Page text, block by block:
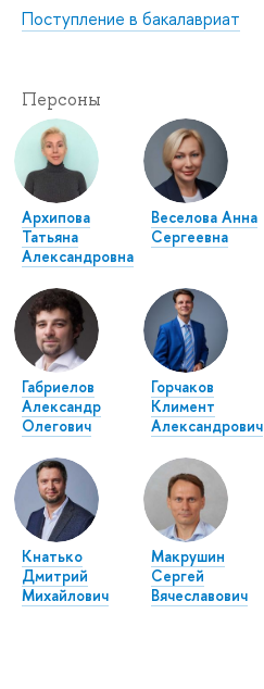
Поступление в бакалавриат
Персоны
Архипова
Татьяна
Александровна
Веселова Анна
Сергеевна
Габриелов
Александр
Олегович
Горчаков
Климент
Александрович
Кнатько
Дмитрий
Михайлович
Макрушин
Сергей
Вячеславович